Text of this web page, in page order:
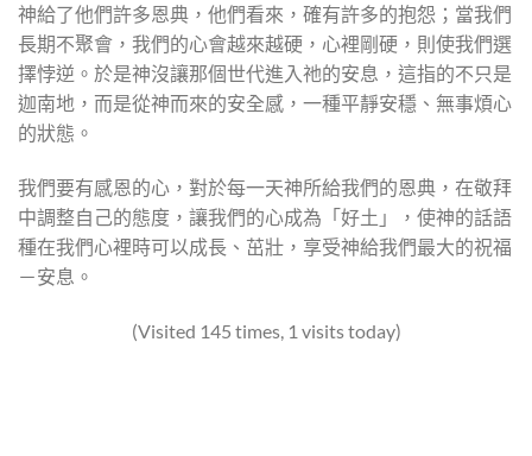
神給了他們許多恩典，他們看來，確有許多的抱怨；當我們
長期不聚會，我們的心會越來越硬，心裡剛硬，則使我們選
擇悖逆。於是神沒讓那個世代進入祂的安息，這指的不只是
迦南地，而是從神而來的安全感，一種平靜安穩、無事煩心
的狀態。
我們要有感恩的心，對於每一天神所給我們的恩典，在敬拜
中調整自己的態度，讓我們的心成為「好土」，使神的話語
種在我們心裡時可以成長、茁壯，享受神給我們最大的祝福
－安息。
(Visited 145 times, 1 visits today)